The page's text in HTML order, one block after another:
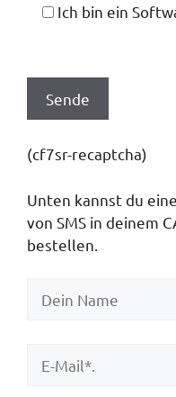
Ich bin ein
(cf7sr-recaptcha)
Unten kannst du
von SMS in deinem
bestellen.